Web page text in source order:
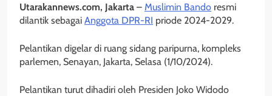
Utarakannews.com, Jakarta – Muslimin Bando resmi
dilantik sebagai Anggota DPR-RI priode 2024-2029.
Pelantikan digelar di ruang sidang paripurna, kompleks
parlemen, Senayan, Jakarta, Selasa (1/10/2024).
Pelantikan turut dihadiri oleh Presiden Joko Widodo